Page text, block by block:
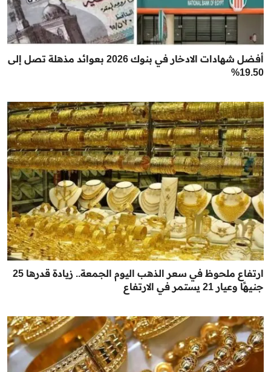
أفضل شهادات الادخار في بنوك 2026 بعوائد مذهلة تصل إلى
19.50%
ارتفاع ملحوظ في سعر الذهب اليوم الجمعة.. زيادة قدرها 25
جنيهًا وعيار 21 يستمر في الارتفاع